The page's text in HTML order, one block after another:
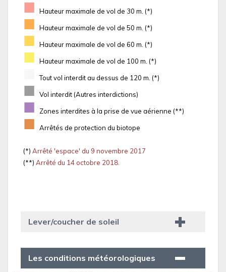
■ Hauteur maximale de vol de 30 m. (*)
■ Hauteur maximale de vol de 50 m. (*)
■ Hauteur maximale de vol de 60 m. (*)
■ Hauteur maximale de vol de 100 m. (*)
Tout vol interdit au dessus de 120 m. (*)
■ Vol interdit (Autres interdictions)
■ Zones interdites à la prise de vue aérienne (**)
■ Arrêtés de protection du biotope
(*) Arrêté 'espace' du 9 novembre 2017
(**) Arrêté du 14 octobre 2018.
Lever/coucher de soleil
Les conditions météorologiques